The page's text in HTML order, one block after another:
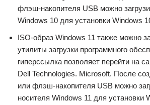
флэш-накопителя USB можно
Windows 10 для установки Windows
ISO-образ Windows 11 также можно
утилиты загрузки программного
гиперссылка позволяет перейти на
Dell Technologies. Microsoft. После
или флэш-накопителя USB можно
носителя Windows 11 для установки